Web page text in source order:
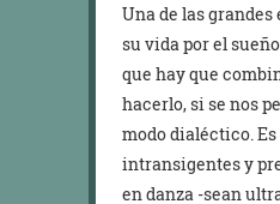
Una de las
su vida por el
que hay que
hacerlo, si se nos
modo dialéctico.
intransigentes y
en danza -sean